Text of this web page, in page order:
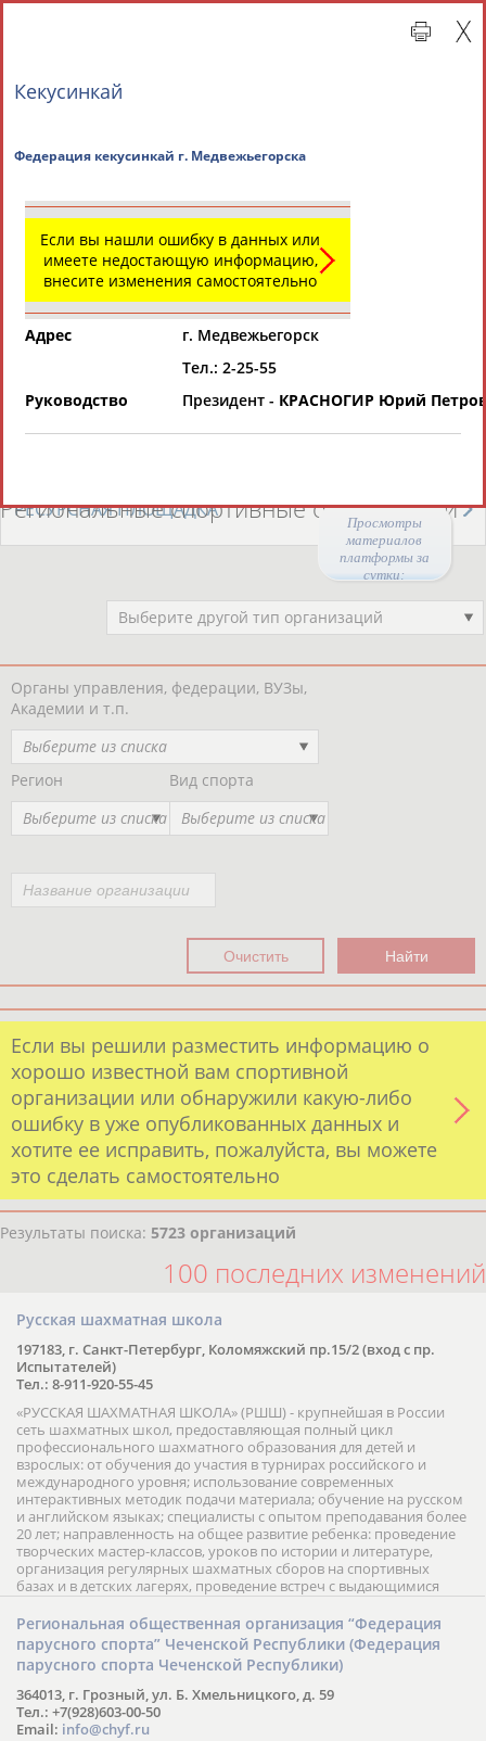
Просмотры
материалов
платформы за
сутки:
Главная » Региональные спортивные организации
СВОДНЫЕ ИНДЕКСЫ
ТАБЛО АКТИВНОСТИ
РЕСУРСНАЯ ПЛОЩАДКА
Региональные спортивные организации
Выберите другой тип организаций
Органы управления, федерации, ВУЗы,
Академии и т.п.
Выберите из списка
Регион
Выберите из списка
Вид спорта
Выберите из списка
Если вы решили разместить информацию о
хорошо известной вам спортивной
организации или обнаружили какую-либо
ошибку в уже опубликованных данных и
хотите ее исправить, пожалуйста, вы можете
это сделать самостоятельно
Результаты поиска: 5723 организаций
100 последних изменений
Русская шахматная школа
197183, г. Санкт-Петербург, Коломяжский пр.15/2 (вход с пр.
Испытателей)
Тел.: 8-911-920-55-45
«РУССКАЯ ШАХМАТНАЯ ШКОЛА» (РШШ) - крупнейшая в России
сеть шахматных школ, предоставляющая полный цикл
профессионального шахматного образования для детей и
взрослых: от обучения до участия в турнирах российского и
международного уровня; использование современных
интерактивных методик подачи материала; обучение на русском
и английском языках; специалисты с опытом преподавания более
20 лет; направленность на общее развитие ребенка: проведение
творческих мастер-классов, уроков по истории и литературе,
организация регулярных шахматных сборов на спортивных
базах и в детских лагерях, проведение встреч с выдающимися
шахматистами; корпоративное обучение; онлайн обучение в
форме вебинаров и индивидуальных занятий, круглые столы
российских и международных тренеров, организация фестивалей;
онлайн трансляция мероприятий и турниров.
Региональная общественная организация “Федерация
парусного спорта” Чеченской Республики (Федерация
парусного спорта Чеченской Республики)
364013, г. Грозный, ул. Б. Хмельницкого, д. 59
Тел.: +7(928)603-00-50
Email: info@chyf.ru
Кекусинкай
Федерация кекусинкай г. Медвежьегорска
Если вы нашли ошибку в данных или
имеете недостающую информацию,
внесите изменения самостоятельно
Адрес
г. Медвежьегорск
Тел.: 2-25-55
Руководство
Президент - КРАСНОГИР Юрий